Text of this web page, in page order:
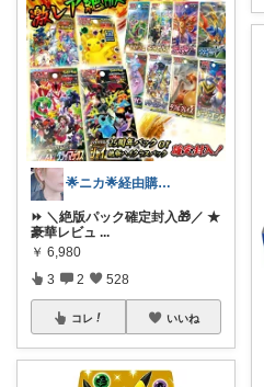
🌟ニカ🌟経由購入感謝ですღ🌟
⏩ ＼絶版パック確定封入🎁／ ★
豪華レビュ ...
￥ 6,980
3 2 528
コレ いいね